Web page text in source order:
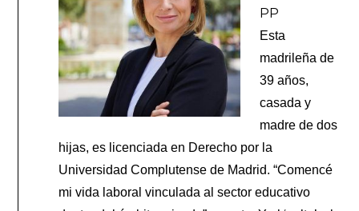
PP
Esta
madrileña de
39 años,
casada y
madre de dos
hijas, es licenciada en Derecho por la
Universidad Complutense de Madrid. “Comencé
mi vida laboral vinculada al sector educativo